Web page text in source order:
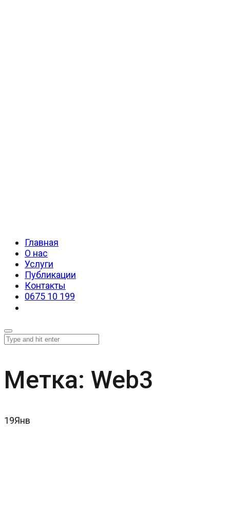
Главная
О нас
Услуги
Публикации
Контакты
0675 10 199
Метка: Web3
19Янв